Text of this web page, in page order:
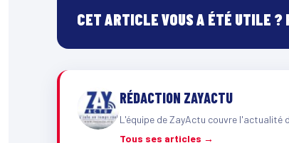
CET ARTICLE VOUS A ÉTÉ UTILE ?
RÉDACTION ZAYACTU
L'équipe de ZayActu couvre l'actualité
Tous ses articles →